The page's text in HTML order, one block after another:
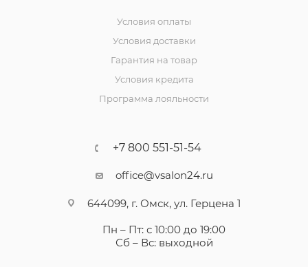
Условия оплаты
Условия доставки
Гарантия на товар
Условия кредита
Программа лояльности
+7 800 551-51-54
office@vsalon24.ru
644099, г. Омск, ул. Герцена 1
Пн – Пт: с 10:00 до 19:00
Сб – Вс: выходной